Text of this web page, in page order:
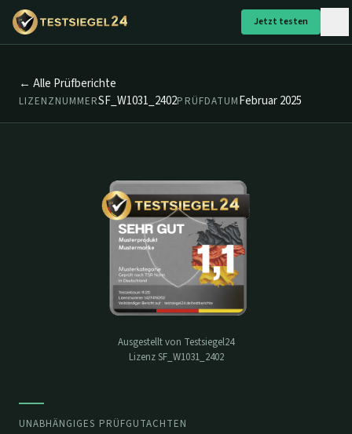
Jetzt testen
← Alle Prüfberichte
LIZENZNUMMERSF_W1031_2402PRÜFDATUMFebruar 2025
Ausgestellt von Testsiegel24
LizenzSF_W1031_2402
UNABHÄNGIGES PRÜFGUTACHTEN